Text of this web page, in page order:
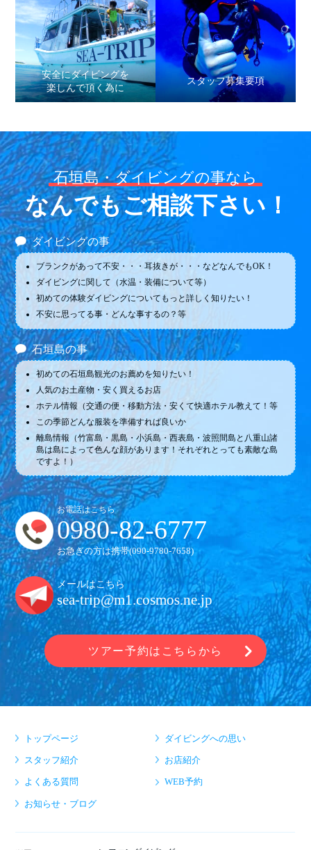
安全にダイビングを
楽しんで頂く為に
スタッフ募集要項
石垣島・ダイビングの事なら
なんでもご相談下さい！
ダイビングの事
ブランクがあって不安・・・耳抜きが・・・などなんでもOK！
ダイビングに関して（水温・装備について等）
初めての体験ダイビングについてもっと詳しく知りたい！
不安に思ってる事・どんな事するの？等
石垣島の事
初めての石垣島観光のお薦めを知りたい！
人気のお土産物・安く買えるお店
ホテル情報（交通の便・移動方法・安くて快適ホテル教えて！等
この季節どんな服装を準備すれば良いか
離島情報（竹富島・黒島・小浜島・西表島・波照間島と八重山諸
島は島によって色んな顔があります！それぞれとっても素敵な島
ですよ！）
お電話はこちら
0980-82-6777
お急ぎの方は携帯(090-9780-7658)
メールはこちら
sea-trip@m1.cosmos.ne.jp
ツアー予約はこちらから
トップページ ダイビングへの思い
スタッフ紹介 お店紹介
よくある質問 WEB予約
お知らせ・ブログ